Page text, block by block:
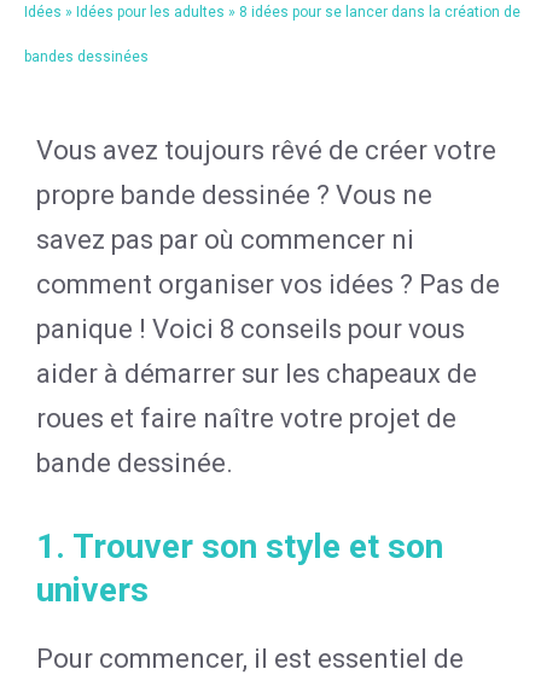
Idées » Idées pour les adultes » 8 idées pour se lancer dans la création de
bandes dessinées
Vous avez toujours rêvé de créer votre
propre bande dessinée ? Vous ne
savez pas par où commencer ni
comment organiser vos idées ? Pas de
panique ! Voici 8 conseils pour vous
aider à démarrer sur les chapeaux de
roues et faire naître votre projet de
bande dessinée.
1. Trouver son style et son
univers
Pour commencer, il est essentiel de